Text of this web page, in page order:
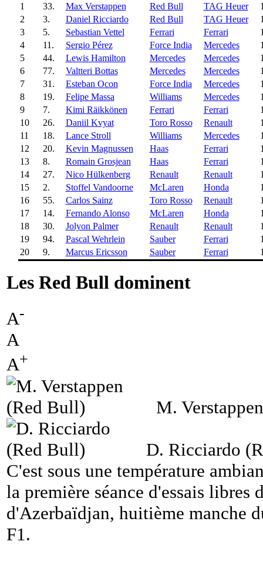
1
33. Max Verstappen Red Bull TAG Heuer
2
3. Daniel Ricciardo Red Bull TAG Heuer
3
5. Sebastian Vettel Ferrari Ferrari
4
11. Sergio Pérez Force India Mercedes
5
44. Lewis Hamilton Mercedes Mercedes
6
77. Valtteri Bottas Mercedes Mercedes
7
31. Esteban Ocon Force India Mercedes
8
19. Felipe Massa Williams Mercedes
9
7. Kimi Räikkönen Ferrari Ferrari
10
26. Daniil Kvyat Toro Rosso Renault
11
18. Lance Stroll Williams Mercedes
12
20. Kevin Magnussen Haas Ferrari
13
8. Romain Grosjean Haas Ferrari
14
27. Nico Hülkenberg Renault Renault
15
2. Stoffel Vandoorne McLaren Honda
16
55. Carlos Sainz Toro Rosso Renault
17
14. Fernando Alonso McLaren Honda
18
30. Jolyon Palmer Renault Renault
19
94. Pascal Wehrlein Sauber Ferrari
20
9. Marcus Ericsson Sauber Ferrari
Les Red Bull dominent
A-
A
A+
M.
D. Ricciardo
C'est sous une température
la première séance d'essais libres
d'Azerbaïdjan, huitième manche
F1.